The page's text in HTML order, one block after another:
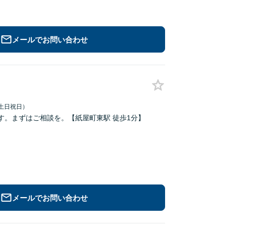
メールでお問い合わせ
祝日）
まずはご相談を。【紙屋町東駅 徒歩1分】
メールでお問い合わせ